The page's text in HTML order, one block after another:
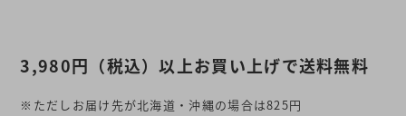
3,980円 （税込）以上お買い上げで送料無料
※ただしお届け先が北海道・沖縄の場合は825円